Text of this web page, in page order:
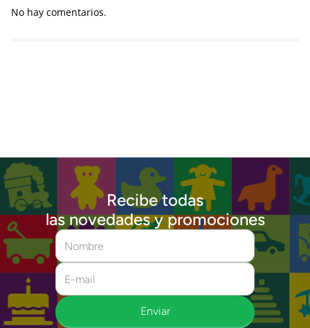
No hay comentarios.
Recibe todas
las novedades y promociones
Enviar